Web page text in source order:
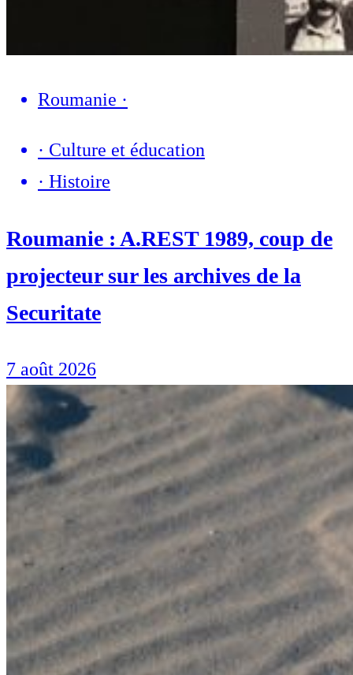
Roumanie ·
· Culture et éducation
· Histoire
Roumanie : A.REST 1989, coup de
projecteur sur les archives de la
Securitate
7 août 2026